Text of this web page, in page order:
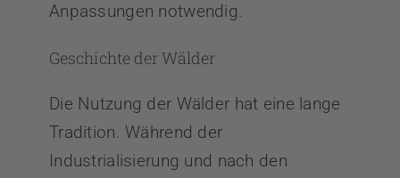
Anpassungen notwendig.
Geschichte der Wälder
Die Nutzung der Wälder hat eine lange
Tradition. Während der
Industrialisierung und nach den